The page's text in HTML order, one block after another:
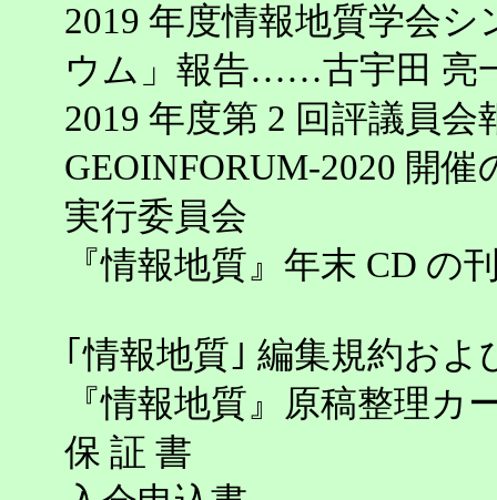
2019 年度情報地質学会
ウム」報告……古宇田 亮
2019 年度第 2 回評議員
GEOINFORUM-2020 開
実行委員会
『情報地質』年末 CD
｢情報地質｣ 編集規約およ
『情報地質』原稿整理カ
保 証 書